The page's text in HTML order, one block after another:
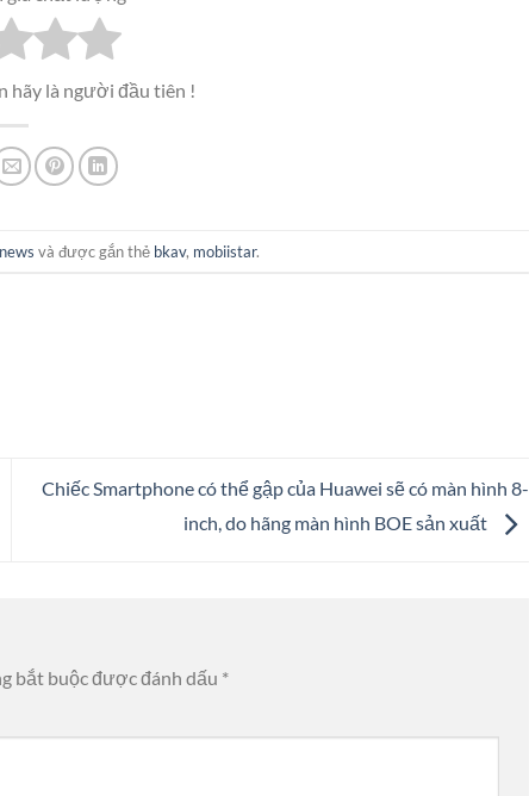
hãy là người đầu tiên !
và được gắn thẻ bkav, mobiistar.
Chiếc Smartphone có thể gập của Huawei sẽ có màn hình 8-
inch, do hãng màn hình BOE sản xuất
bắt buộc được đánh dấu *